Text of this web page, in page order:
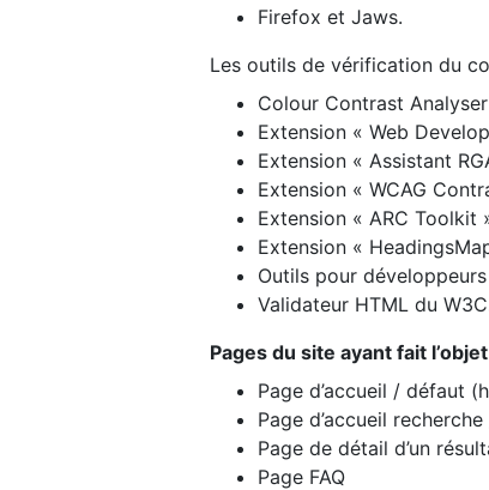
Firefox et Jaws.
Les outils de vérification du
Colour Contrast
Extension « Web
Extension « Assistant
Extension « WCAG
Extension « ARC Toolkit
Extension «
Outils pour
Validateur HTML du
Pages du site ayant fait
Page d’accueil / défaut
Page d’accueil
Page de détail d’un
Page FAQ